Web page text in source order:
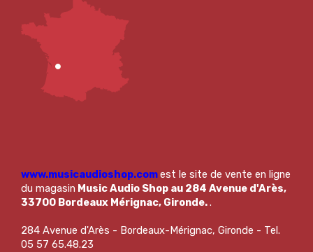
www.musicaudioshop.comest le site de vente en ligne
du magasin Music Audio Shop au 284 Avenue d'Arès,
33700 Bordeaux Mérignac, Gironde..
284 Avenue d'Arès - Bordeaux-Mérignac, Gironde - Tel.
05 57 65.48.23